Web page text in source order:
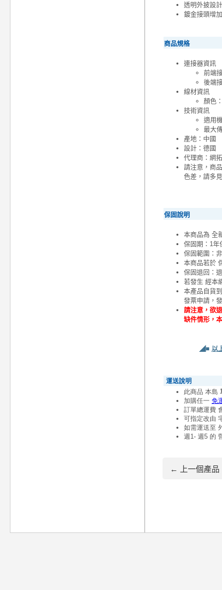
透明外披設
鍍金接頭增
商品規格
連接器資訊
前端
後端
線材資訊
顏色
技術資訊
適用
最大
產地：中國
設計：德國
代理商：網
請注意，商
色差，請多
保固說明
本商品為 全
保固期：1年
保固範圍：
本商品若於
保固退回：
若發生 經本
本產品自貨
發票申請，
請注意，欲
缺件情形，
◢■ 以
← 上一個產品